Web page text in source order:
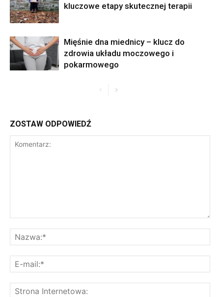
kluczowe etapy skutecznej terapii
Mięśnie dna miednicy – klucz do
zdrowia układu moczowego i
pokarmowego
ZOSTAW ODPOWIEDŹ